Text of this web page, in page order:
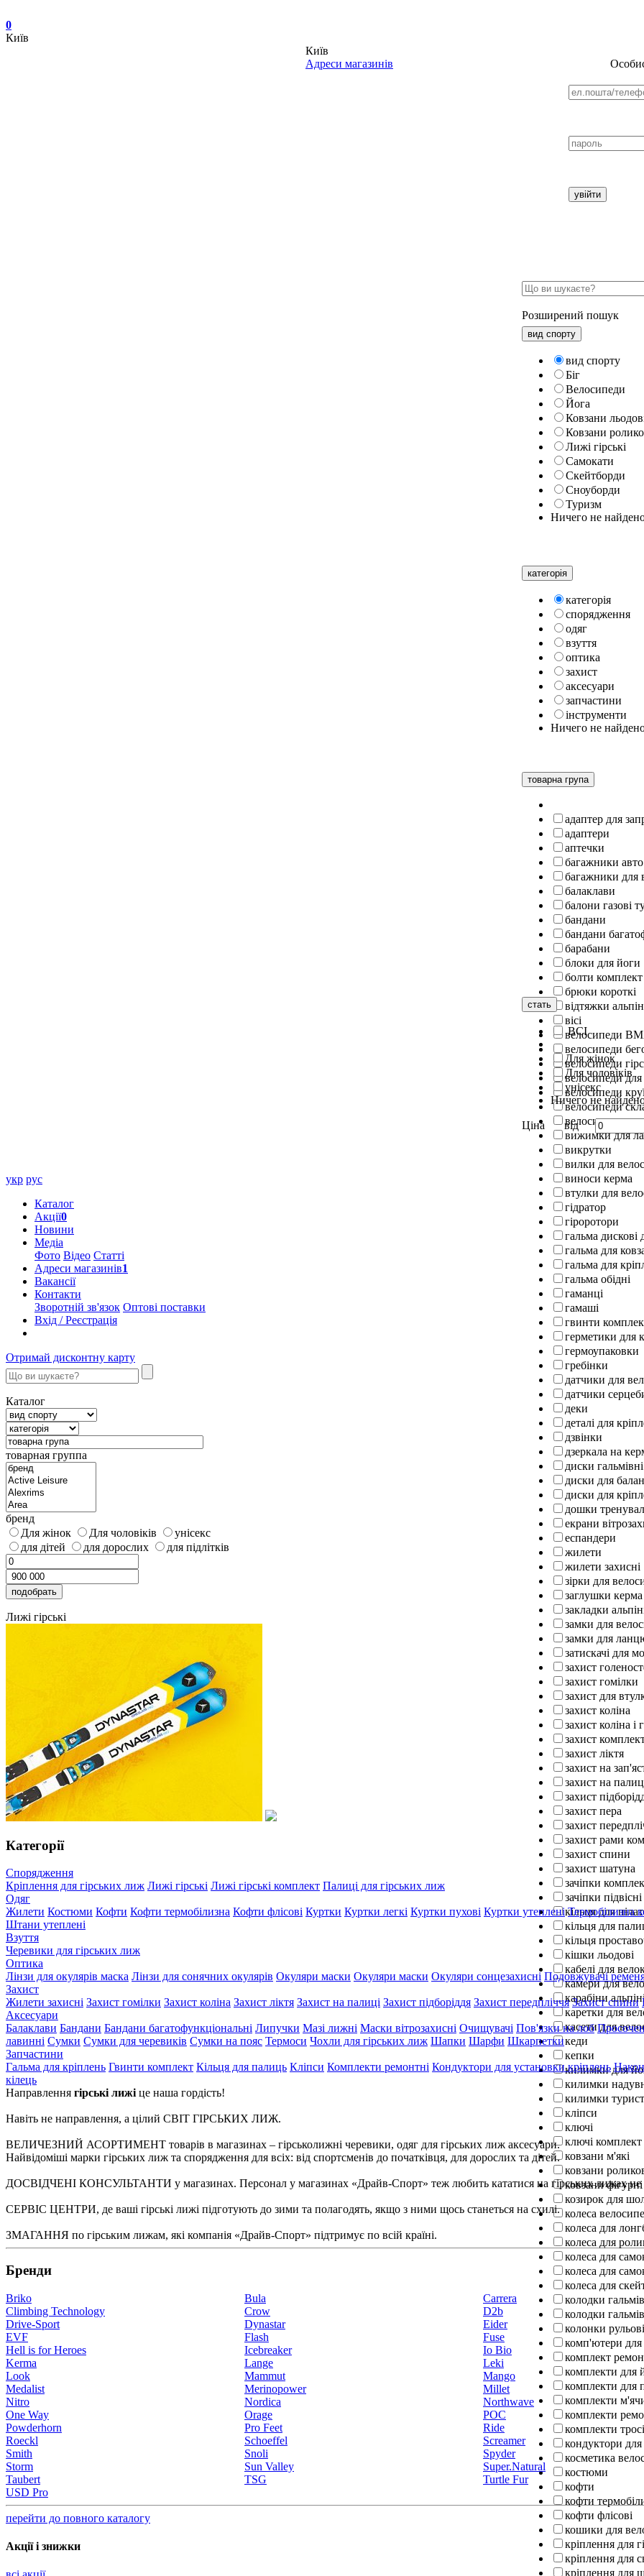
0
Київ
Київ
Адреси магазинів
Розширений пошук
вид спорту
вид спорту
Біг
Велосипеди
Йога
Ковзани
Ковзани
Лижі гірські
Самокати
Скейтборди
Сноуборди
Туризм
Ничего не
категорiя
категорiя
спорядження
одяг
взуття
оптика
захист
аксесуари
запчастини
інструменти
Ничего не
товарна група
адаптер для
адаптери
аптечки
багажники авто
багажники для
балаклави
балони газові
бандани
бандани
барабани
блоки для йоги
болти комплект
брюки короткі
відтяжки
вісі
велосипеди
велосипеди
велосипеди
велосипеди
велосипеди
велосипеди
велосипеди
вижимки для
викрутки
вилки для
виноси керма
втулки для
гідратор
гіроротори
гальма дискові
гальма для
гальма для
гальма обідні
гаманці
гамаші
гвинти
герметики для
гермоупаковки
гребінки
датчики для
датчики
деки
деталі для
дзвінки
дзеркала на
диски
диски для
диски для
дошки
екрани
еспандери
жилети
жилети захисні
зірки для
заглушки керма
закладки
замки для
замки для
затискачі для
захист
захист гомілки
захист для
захист коліна
захист коліна і
захист
захист ліктя
захист на
захист на
захист
захист пера
захист
захист рами
захист спини
захист шатуна
зачіпки
зачіпки підвісні
кільця для
кільця для
кільця
кішки льодові
кабелі для
камери для
карабіни
каретки для
касети для
кеди
кепки
килимки для
килимки
килимки
кліпси
ключі
ключі
ковзани м'які
ковзани
ковзани фігурні
козирок для
колеса
колеса для
колеса для
колеса для
колеса для
колеса для
колодки
колодки
колонки
комп'ютери для
комплект
комплекти для
комплекти для
комплекти
комплекти
комплекти
кондуктори
косметика
костюми
кофти
кофти
кофти флісові
кошики для
кріплення для
кріплення для
кріплення для
стать
ВСІ
Для жінок
Для чоловіків
унісекс
Ничего не
Ціна від
укр рус
Каталог
Акції0
Новини
Медіа
Фото Відео Статті
Адреси магазинів1
Вакансії
Контакти
Зворотній зв'язок Оптові поставки
Вхід / Реєстрація
Отримай дисконтну карту
Каталог
товарная группа
бренд
Для жінок
Для чоловіків
унісекс
для дітей
для дорослих для підлітків
Лижі гірські
Категорії
Спорядження
Кріплення для гірських лиж Лижі гірські Лижі гірські комплект Палиці для гірських лиж
Одяг
Жилети Костюми Кофти Кофти термобілизна Кофти флісові Куртки Куртки легкі Куртки пухові Куртки утеплені Термобілизна
Штани утеплені
Взуття
Черевики для гірських лиж
Оптика
Лінзи для окулярів маска Лінзи для сонячних окулярів Окуляри маски Окуляри маски Окуляри сонцезахисні Подовжувачі
Захист
Жилети захисні Захист гомілки Захист коліна Захист ліктя Захист на палиці Захист підборіддя Захист передпліччя Захист спини
Аксесуари
Балаклави Бандани Бандани багатофункціональні Липучки Мазі лижні Маски вітрозахисні Очищувачі Пов'язки на лоб
лавинні Сумки Сумки для черевиків Сумки на пояс Термоси Чохли для гірських лиж Шапки Шарфи Шкарпетки
Запчастини
Гальма для кріплень Гвинти комплект Кільця для палиць Кліпси Комплекти ремонтні Кондуктори для установки кріплень
кілець
Направлення гірські лижіце наша гордість!
Навіть не направлення, а цілий СВІТ ГІРСЬКИХ ЛИЖ.
ВЕЛИЧЕЗНИЙ АСОРТИМЕНТ товарів в магазинах – гірськолижні черевики, одяг для гірських лиж аксесуари.
Найвідоміші марки гірських лиж та спорядження для всіх: від спортсменів до початківця, для дорослих та дітей.
ДОСВІДЧЕНІ КОНСУЛЬТАНТИ у магазинах. Персонал у магазинах «Драйв-Спорт» теж любить кататися на гірських лижах не
СЕРВІС ЦЕНТРИ, де ваші гірські лижі підготують до зими та полагодять, якщо з ними щось станеться на схилі.
ЗМАГАННЯ по гірським лижам, які компанія «Драйв-Спорт» підтримує по всій країні.
Бренди
Briko
Climbing Technology
Drive-Sport
EVF
Hell is for Heroes
Kerma
Look
Medalist
Nitro
One Way
Powderhorn
Roeckl
Smith
Storm
Taubert
USD Pro
Bula
Crow
Dynastar
Flash
Icebreaker
Lange
Mammut
Merinopower
Nordica
Orage
Pro Feet
Schoeffel
Snoli
Sun Valley
TSG
Carrera
D2b
Eider
Fuse
Io Bio
Leki
Mango
Millet
Northwave
POC
Ride
Screamer
Spyder
Super.Natural
Turtle Fur
перейти до повного каталогу
Акції і знижки